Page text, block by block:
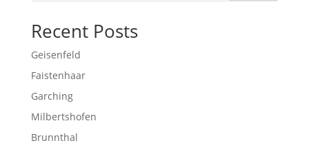
Recent Posts
Geisenfeld
Faistenhaar
Garching
Milbertshofen
Brunnthal